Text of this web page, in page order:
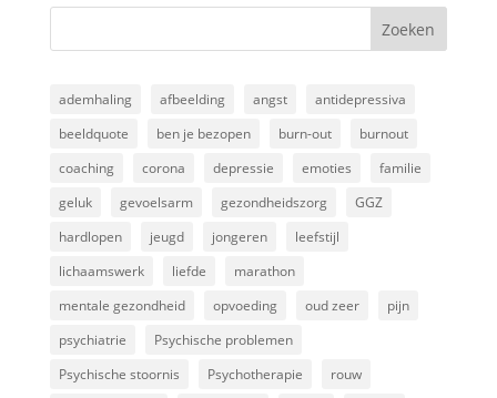
ademhaling afbeelding angst
antidepressiva
beeldquote
ben je bezopen burn-out
burnout
coaching
corona depressie emoties
familie
geluk
gevoelsarm gezondheidszorg
GGZ
hardlopen
jeugd jongeren
leefstijl
lichaamswerk
liefde
marathon
mentale gezondheid
opvoeding oud zeer
pijn
psychiatrie
Psychische problemen
Psychische stoornis
Psychotherapie
rouw